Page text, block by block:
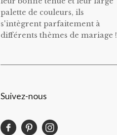
palette de couleurs, ils
s'intègrent parfaitement à
différents thèmes de mariage !
Suivez-nous